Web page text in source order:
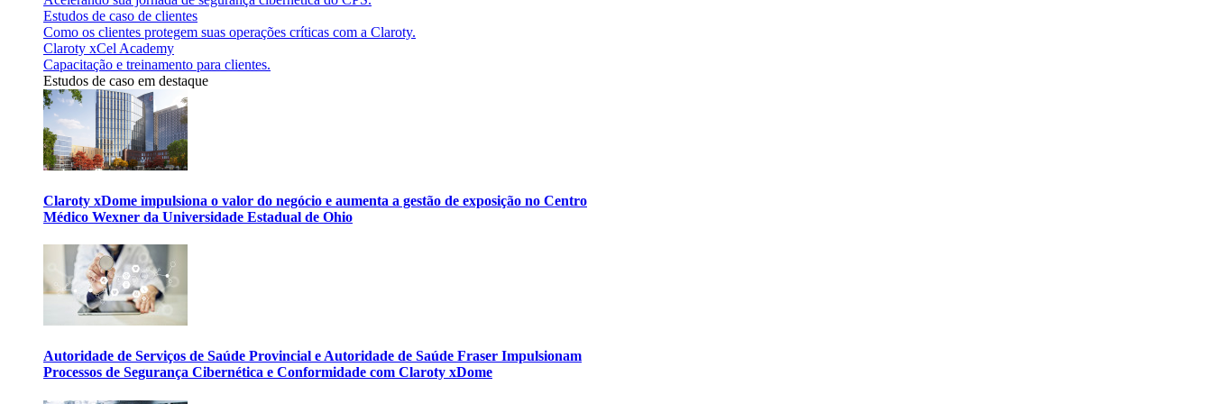
Estudos de caso de clientes
Como os clientes protegem suas operações críticas com a Claroty.
Claroty xCel Academy
Capacitação e treinamento para clientes.
Estudos de caso em destaque
Claroty xDome impulsiona o valor do negócio e aumenta a gestão de exposição no Centro
Médico Wexner da Universidade Estadual de Ohio
Autoridade de Serviços de Saúde Provincial e Autoridade de Saúde Fraser Impulsionam
Processos de Segurança Cibernética e Conformidade com Claroty xDome